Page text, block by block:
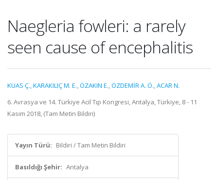
Naegleria fowleri: a rarely
seen cause of encephalitis
KUAS Ç.,KARAKILIÇ M. E.,ÖZAKIN E.,ÖZDEMİR A. Ö.,ACAR N.
6. Avrasya ve 14. Türkiye Acil Tıp Kongresi, Antalya, Türkiye, 8 - 11
Kasım 2018, (Tam Metin Bildiri)
Yayın Türü: Bildiri / Tam Metin Bildiri
Basıldığı Şehir: Antalya